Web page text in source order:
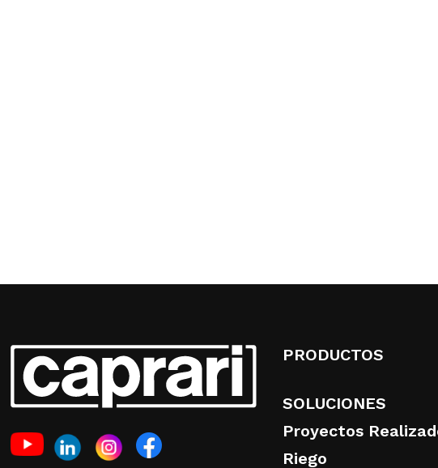
PRODUCTOS
SOLUCIONES
Proyectos
Riego